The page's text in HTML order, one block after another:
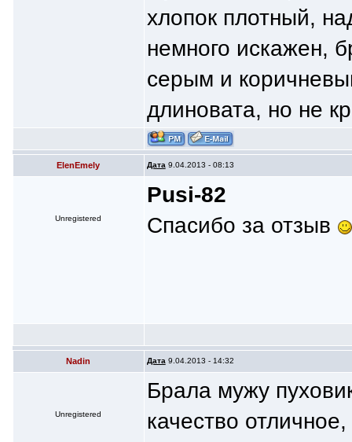
хлопок плотный,
немного искажен,
серым и
длиновата, но не
ElenEmely Дата 9.04.2013 - 08:13
Unregistered
Pusi-82
Спасибо за отзыв
Nаdin Дата 9.04.2013 - 14:32
Unregistered
Брала мужу
качество